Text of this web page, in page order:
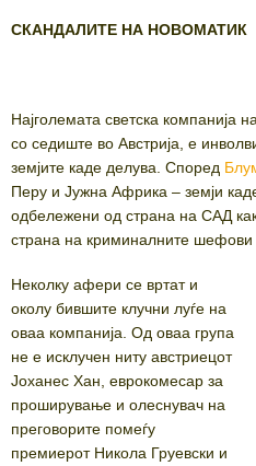
СКАНДАЛИТЕ НА НОВОМАТИК
Најголемата светска компанија
со седиште во Австрија, е
земјите каде делува. Според
Перу и Јужна Африка – земји
одбележени од страна на САД
страна на криминалните шефови
Неколку афери се вртат и
околу бившите клучни луѓе на
оваа компанија. Од оваа група
не е исклучен ниту австриецот
Јоханес Хан, еврокомесар за
проширување и олеснувач на
преговорите помеѓу
премиерот Никола Груевски и